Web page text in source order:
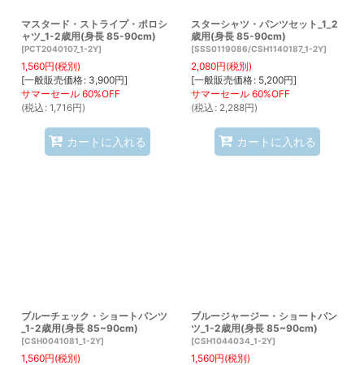
マスタード・ストライプ・ポロシ
ャツ_1-2歳用(身長 85-90cm)
[PCT2040107_1-2Y]
1,560円(税別)
[一般販売価格: 3,900円]
(税込 : 1,716円)
カートに入れる
スターシャツ・パンツセット_1_2
歳用(身長 85-90cm)
[SSS0119086/CSH1140187_1-2Y]
2,080円(税別)
[一般販売価格: 5,200円]
(税込 : 2,288円)
カートに入れる
ブルーチェック・ショートパンツ
_1-2歳用(身長 85~90cm)
[CSH0041081_1-2Y]
1,560円(税別)
ブルージャージー・ショートパン
ツ_1-2歳用(身長 85~90cm)
[CSH1044034_1-2Y]
1,560円(税別)